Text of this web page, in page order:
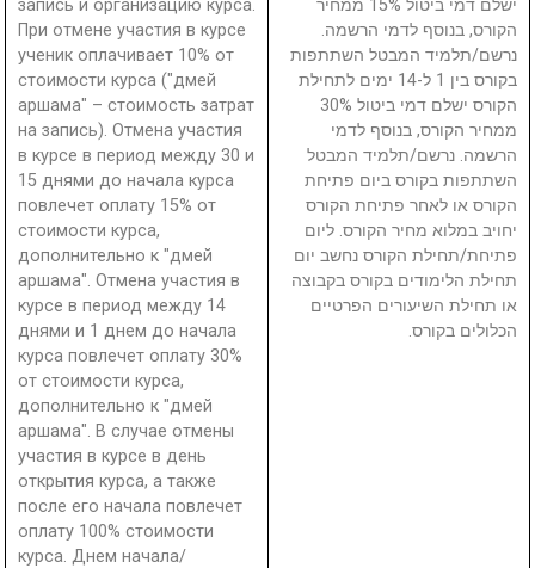
запись и организацию курса.
При отмене участия в курсе
ученик оплачивает 10% от
стоимости курса ("дмей
аршама" – стоимость затрат
на запись). Отмена участия
в курсе в период между 30 и
15 днями до начала курса
повлечет оплату 15% от
стоимости курса,
дополнительно к "дмей
аршама". Отмена участия в
курсе в период между 14
днями и 1 днем до начала
курса повлечет оплату 30%
от стоимости курса,
дополнительно к "дмей
аршама". В случае отмены
участия в курсе в день
открытия курса, а также
после его начала повлечет
оплату 100% стоимости
курса. Днем начала/
ישלם דמי ביטול 15% ממחיר
הקורס, בנוסף לדמי הרשמה.
נרשם/תלמיד המבטל השתתפות
בקורס בין 1 ל-14 ימים לתחילת
הקורס ישלם דמי ביטול 30%
ממחיר הקורס, בנוסף לדמי
הרשמה. נרשם/תלמיד המבטל
השתתפות בקורס ביום פתיחת
הקורס או לאחר פתיחת הקורס
יחויב במלוא מחיר הקורס. ליום
פתיחת/תחילת הקורס נחשב יום
תחילת הלימודים בקורס בקבוצה
או תחילת השיעורים הפרטיים
הכלולים בקורס.